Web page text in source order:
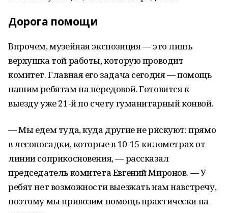
Дорога помощи
Впрочем, музейная экспозиция — это лишь
верхушка той работы, которую проводит
комитет. Главная его задача сегодня — помощь
нашим ребятам на передовой. Готовится к
выезду уже 21-й по счету гуманитарный конвой.
— Мы едем туда, куда другие не рискуют: прямо
в лесопосадки, которые в 10-15 километрах от
линии соприкосновения, — рассказал
председатель комитета Евгений Миронов. — У
ребят нет возможности выезжать нам навстречу,
поэтому мы привозим помощь практически на